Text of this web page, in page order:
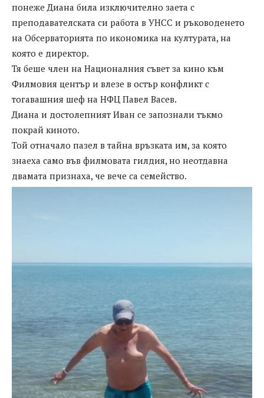
понеже Диана била изключително заета с
преподавателската си работа в УНСС и ръководенето
на Обсерваторията по икономика на културата, на
която е директор.
Тя беше член на Националния съвет за кино към
Филмовия център и влезе в остър конфликт с
тогавашния шеф на НФЦ Павел Васев.
Диана и достолепният Иван се запознали тъкмо
покрай киното.
Той отначало пазел в тайна връзката им, за която
знаеха само във филмовата гилдия, но неотдавна
двамата признаха, че вече са семейство.